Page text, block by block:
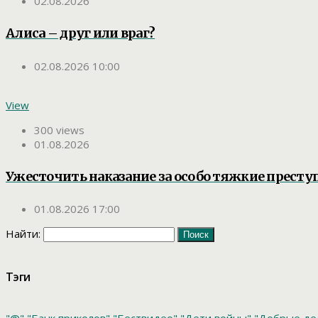
Алиса – друг или враг?
02.08.2026 10:00
View
300 views
01.08.2026
Ужесточить наказание за особо тяжкие
01.08.2026 17:00
Найти:
Тэги